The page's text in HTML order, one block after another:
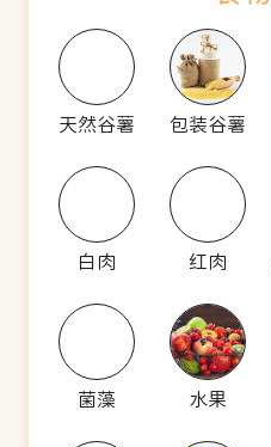
天然谷薯 包装谷薯
白肉 红肉
菌藻 水果